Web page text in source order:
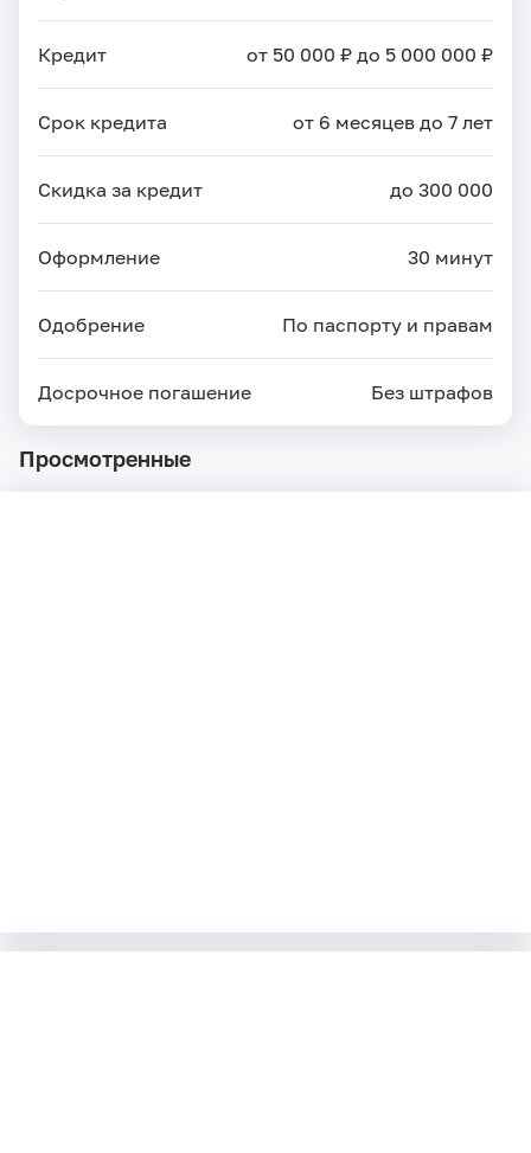
Кредит от 50 000 ₽ до 5 000 000 ₽
Срок кредита от 6 месяцев до 7 лет
Скидка за кредит до 300 000
Оформление 30 минут
Одобрение По паспорту и правам
Досрочное погашение Без штрафов
Просмотренные